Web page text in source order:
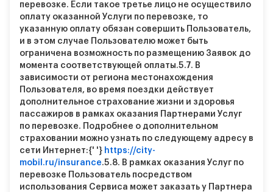
перевозке. Если такое третье лицо не осуществило
оплату оказанной Услуги по перевозке, то
указанную оплату обязан совершить Пользователь,
и в этом случае Пользователю может быть
ограничена возможность по размещению Заявок до
момента соответствующей оплаты.5.7. В
зависимости от региона местонахождения
Пользователя, во время поездки действует
дополнительное страхование жизни и здоровья
пассажиров в рамках оказания Партнерами Услуг
по перевозке. Подробнее о дополнительном
страховании можно узнать по следующему адресу в
сети Интернет:{' '} https://city-
mobil.ru/insurance.5.8. В рамках оказания Услуг по
перевозке Пользователь посредством
использования Сервиса может заказать у Партнера